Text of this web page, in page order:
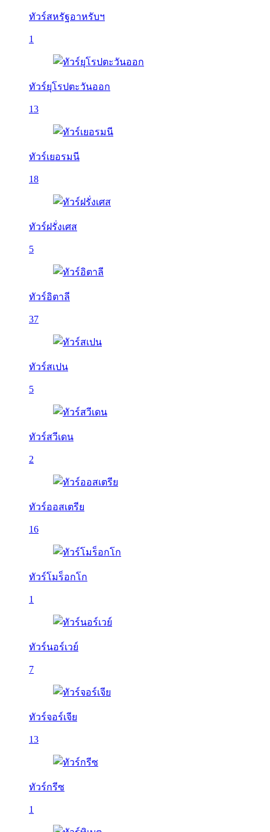
ทัวร์สหรัฐอาหรับฯ
1
ทัวร์ยุโรปตะวันออก
13
ทัวร์เยอรมนี
18
ทัวร์ฝรั่งเศส
5
ทัวร์อิตาลี
37
ทัวร์สเปน
5
ทัวร์สวีเดน
2
ทัวร์ออสเตรีย
16
ทัวร์โมร็อกโก
1
ทัวร์นอร์เวย์
7
ทัวร์จอร์เจีย
13
ทัวร์กรีซ
1